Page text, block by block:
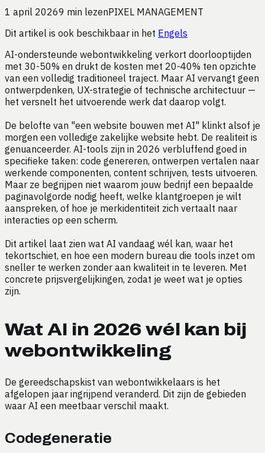
1 april 20269 min lezenPIXEL MANAGEMENT
Dit artikel is ook beschikbaar in het Engels
AI-ondersteunde webontwikkeling verkort doorlooptijden
met 30-50% en drukt de kosten met 20-40% ten opzichte
van een volledig traditioneel traject. Maar AI vervangt geen
ontwerpdenken, UX-strategie of technische architectuur —
het versnelt het uitvoerende werk dat daarop volgt.
De belofte van "een website bouwen met AI" klinkt alsof je
morgen een volledige zakelijke website hebt. De realiteit is
genuanceerder. AI-tools zijn in 2026 verbluffend goed in
specifieke taken: code genereren, ontwerpen vertalen naar
werkende componenten, content schrijven, tests uitvoeren.
Maar ze begrijpen niet waarom jouw bedrijf een bepaalde
paginavolgorde nodig heeft, welke klantgroepen je wilt
aanspreken, of hoe je merkidentiteit zich vertaalt naar
interacties op een scherm.
Dit artikel laat zien wat AI vandaag wél kan, waar het
tekortschiet, en hoe een modern bureau die tools inzet om
sneller te werken zonder aan kwaliteit in te leveren. Met
concrete prijsvergelijkingen, zodat je weet wat je opties
zijn.
Wat AI in 2026 wél kan bij
webontwikkeling
De gereedschapskist van webontwikkelaars is het
afgelopen jaar ingrijpend veranderd. Dit zijn de gebieden
waar AI een meetbaar verschil maakt.
Codegeneratie